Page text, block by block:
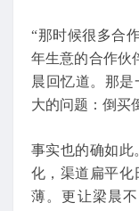
“那时候很多合
年生意的合作伙
晨回忆道。那是
大的问题：倒买
事实也的确如此
化，渠道扁平化
薄。更让梁晨